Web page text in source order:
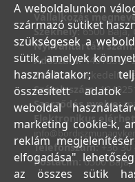
Vállalkozás
Székhely:6500 Baja,
Nyilvántartási
Adószám:44018371-
Bank:Kereskedelmi
Számlaszám:
Szerződés nyelve:
Elektronikus
Telefonszám: +36
Postacím:6500 Baja,
A weboldalunkon
származó sütiket
szükségesek a
sütik, amelyek
használatakor;
összesített adatok
weboldal
marketing cookie-k,
reklám
elfogadása"
az összes sütik